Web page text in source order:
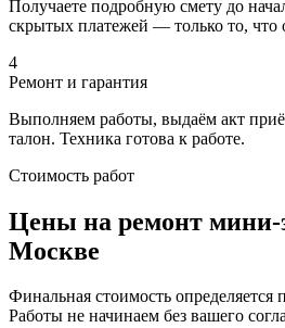
Получаете подробную смету до
скрытых платежей — только то, что
4
Ремонт и гарантия
Выполняем работы, выдаём акт
талон. Техника готова к работе.
Стоимость работ
Цены на ремонт мини-
Москве
Финальная стоимость определяется
Работы не начинаем без вашего